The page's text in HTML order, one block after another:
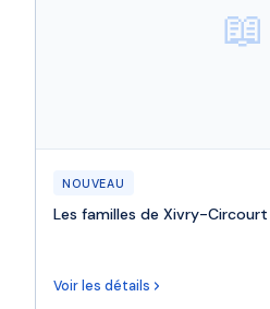
📖
NOUVEAU
Les familles de Xivry-
Voir les détails